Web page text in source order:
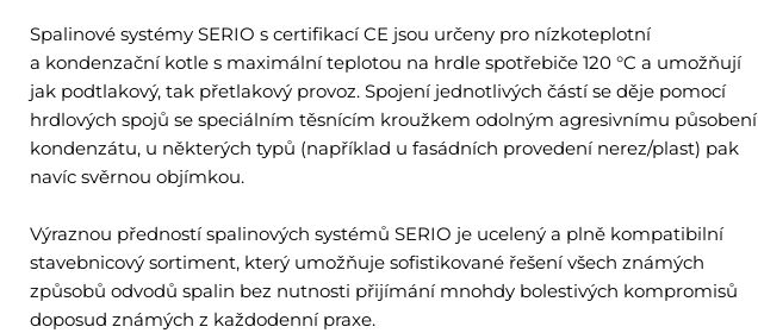
Spalinové systémy SERIO s certifikací CE jsou určeny pro nízkoteplotní
a kondenzační kotle s maximální teplotou na hrdle spotřebiče 120 °C a umožňují
jak podtlakový, tak přetlakový provoz. Spojení jednotlivých částí se děje pomocí
hrdlových spojů se speciálním těsnícím kroužkem odolným agresivnímu působení
kondenzátu, u některých typů (například u fasádních provedení nerez/plast) pak
navíc svěrnou objímkou.
Výraznou předností spalinových systémů SERIO je ucelený a plně kompatibilní
stavebnicový sortiment, který umožňuje sofistikované řešení všech známých
způsobů odvodů spalin bez nutnosti přijímání mnohdy bolestivých kompromisů
doposud známých z každodenní praxe.